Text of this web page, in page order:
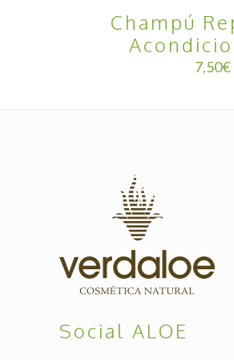
Champú
7,50€
Social ALOE